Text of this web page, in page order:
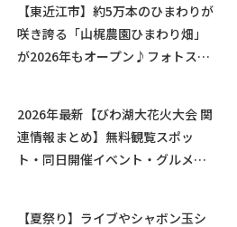
【東近江市】約5万本のひまわりが
咲き誇る「山梶農園ひまわり畑」
が2026年もオープン♪フォトスポ
2026年最新【びわ湖大花火大会 関
連情報まとめ】無料観覧スポッ
ト・同日開催イベント・グルメマ
【夏祭り】ライブやシャボン玉シ